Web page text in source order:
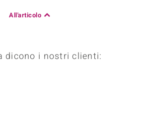
All'articolo
dicono i nostri clienti: